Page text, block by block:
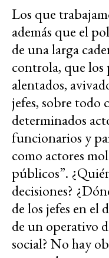
Los que
además que el
de una larga
controla, que los
alentados,
jefes, sobre todo
determinados
funcionarios y
como actores
públicos”.
decisiones?
de los jefes en el
de un operativo
social? No hay